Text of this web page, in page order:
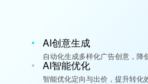
AI创意生成
自动化生成多样化广告创意，降
AI智能优化
智能优化定向与出价，提升转化